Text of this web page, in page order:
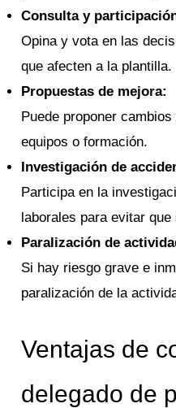
Consulta y
Opina y vota en las
que afecten a la plantilla.
Propuestas de mejora:
Puede proponer
equipos o formación.
Investigación de
Participa en la
laborales para evitar que
Paralización de
Si hay riesgo grave e
paralización de la
Ventajas de
delegado de